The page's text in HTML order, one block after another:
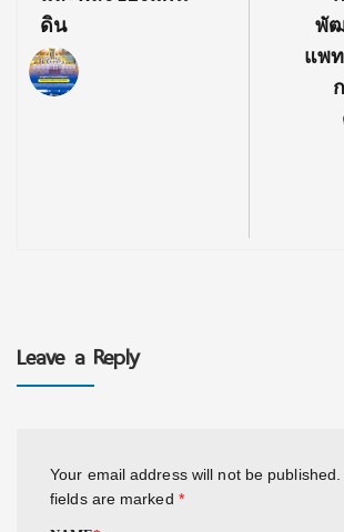
ดิน
พั
แพ
Leave a Reply
Your email address will not be published.
fields are marked *